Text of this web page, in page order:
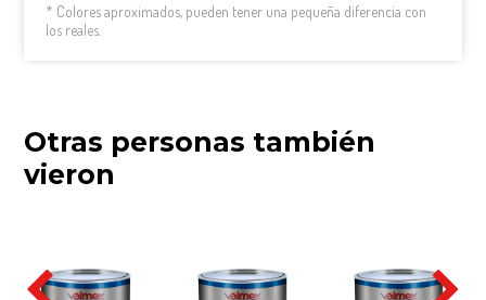
* Colores aproximados, pueden tener una pequeña diferencia con
los reales.
Otras personas también
vieron